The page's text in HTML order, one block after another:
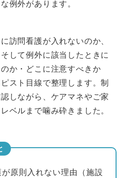
例外があります。
訪問看護が入れないのか、
して例外に該当したときに
か・どこに注意すべきか
スト目線で整理します。制
しながら、ケアマネやご家
ベルまで噛み砕きました。
原則入れない理由（施設